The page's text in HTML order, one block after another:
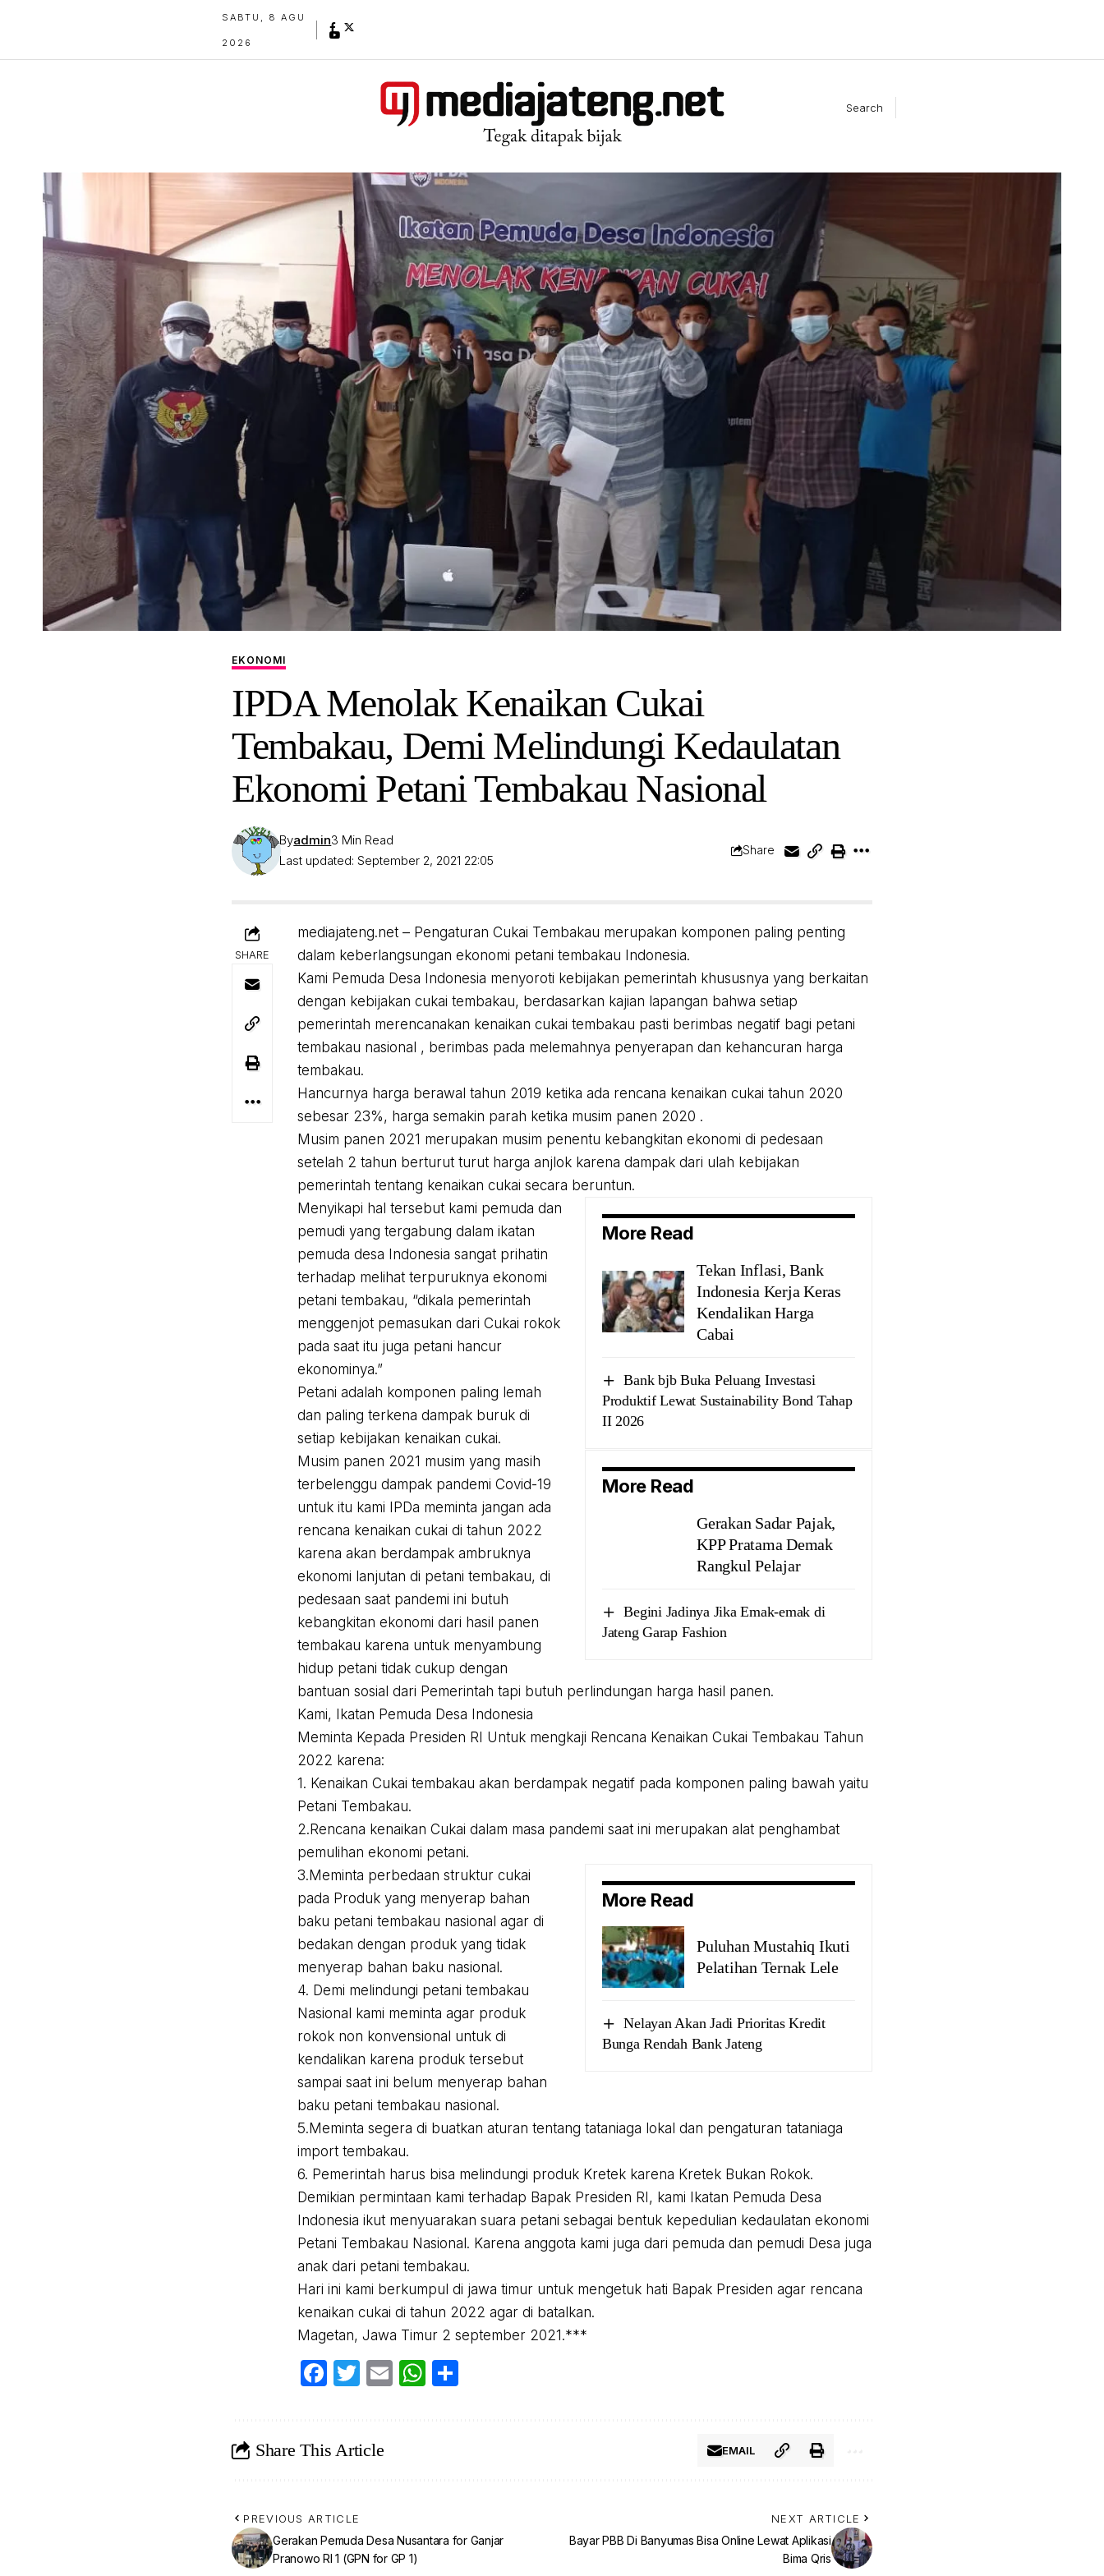
SABTU, 8 AGU
2026
Search
EKONOMI
IPDA Menolak Kenaikan Cukai
Tembakau, Demi Melindungi Kedaulatan
Ekonomi Petani Tembakau Nasional
Last updated: September 2, 2021 22:05
Byadmin3 Min Read
Share
SHARE
mediajateng.net – Pengaturan Cukai Tembakau merupakan komponen paling penting
dalam keberlangsungan ekonomi petani tembakau Indonesia.
Kami Pemuda Desa Indonesia menyoroti kebijakan pemerintah khususnya yang berkaitan
dengan kebijakan cukai tembakau, berdasarkan kajian lapangan bahwa setiap
pemerintah merencanakan kenaikan cukai tembakau pasti berimbas negatif bagi petani
tembakau nasional , berimbas pada melemahnya penyerapan dan kehancuran harga
tembakau.
Hancurnya harga berawal tahun 2019 ketika ada rencana kenaikan cukai tahun 2020
sebesar 23%, harga semakin parah ketika musim panen 2020 .
Musim panen 2021 merupakan musim penentu kebangkitan ekonomi di pedesaan
setelah 2 tahun berturut turut harga anjlok karena dampak dari ulah kebijakan
pemerintah tentang kenaikan cukai secara beruntun.
More Read
Tekan Inflasi, Bank
Indonesia Kerja Keras
Kendalikan Harga
Cabai
Bank bjb Buka Peluang Investasi
Produktif Lewat Sustainability Bond Tahap
II 2026
Menyikapi hal tersebut kami pemuda dan
pemudi yang tergabung dalam ikatan
pemuda desa Indonesia sangat prihatin
terhadap melihat terpuruknya ekonomi
petani tembakau, “dikala pemerintah
menggenjot pemasukan dari Cukai rokok
pada saat itu juga petani hancur
ekonominya.”
Petani adalah komponen paling lemah
dan paling terkena dampak buruk di
setiap kebijakan kenaikan cukai.
More Read
Gerakan Sadar Pajak,
KPP Pratama Demak
Rangkul Pelajar
Begini Jadinya Jika Emak-emak di
Jateng Garap Fashion
Musim panen 2021 musim yang masih
terbelenggu dampak pandemi Covid-19
untuk itu kami IPDa meminta jangan ada
rencana kenaikan cukai di tahun 2022
karena akan berdampak ambruknya
ekonomi lanjutan di petani tembakau, di
pedesaan saat pandemi ini butuh
kebangkitan ekonomi dari hasil panen
tembakau karena untuk menyambung
hidup petani tidak cukup dengan
bantuan sosial dari Pemerintah tapi butuh perlindungan harga hasil panen.
Kami, Ikatan Pemuda Desa Indonesia
Meminta Kepada Presiden RI Untuk mengkaji Rencana Kenaikan Cukai Tembakau Tahun
2022 karena:
1. Kenaikan Cukai tembakau akan berdampak negatif pada komponen paling bawah yaitu
Petani Tembakau.
2.Rencana kenaikan Cukai dalam masa pandemi saat ini merupakan alat penghambat
pemulihan ekonomi petani.
More Read
Puluhan Mustahiq Ikuti
Pelatihan Ternak Lele
Nelayan Akan Jadi Prioritas Kredit
Bunga Rendah Bank Jateng
3.Meminta perbedaan struktur cukai
pada Produk yang menyerap bahan
baku petani tembakau nasional agar di
bedakan dengan produk yang tidak
menyerap bahan baku nasional.
4. Demi melindungi petani tembakau
Nasional kami meminta agar produk
rokok non konvensional untuk di
kendalikan karena produk tersebut
sampai saat ini belum menyerap bahan
baku petani tembakau nasional.
5.Meminta segera di buatkan aturan tentang tataniaga lokal dan pengaturan tataniaga
import tembakau.
6. Pemerintah harus bisa melindungi produk Kretek karena Kretek Bukan Rokok.
Demikian permintaan kami terhadap Bapak Presiden RI, kami Ikatan Pemuda Desa
Indonesia ikut menyuarakan suara petani sebagai bentuk kepedulian kedaulatan ekonomi
Petani Tembakau Nasional. Karena anggota kami juga dari pemuda dan pemudi Desa juga
anak dari petani tembakau.
Hari ini kami berkumpul di jawa timur untuk mengetuk hati Bapak Presiden agar rencana
kenaikan cukai di tahun 2022 agar di batalkan.
Magetan, Jawa Timur 2 september 2021.***
Facebook
Twitter
EmailWhatsApp
Share This Article EMAIL
PREVIOUS ARTICLE
Gerakan Pemuda Desa Nusantara for Ganjar
Pranowo RI 1 (GPN for GP 1)
NEXT ARTICLE
Bayar PBB Di Banyumas Bisa Online Lewat Aplikasi
Bima Qris